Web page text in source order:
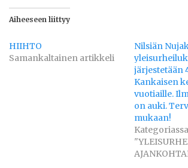
Aiheeseen liittyy
HIIHTO
Samankaltainen artikkeli
Nilsiän
järjestetään
Kankaisen
vuotiaille.
on auki.
mukaan!
Kategoriassa